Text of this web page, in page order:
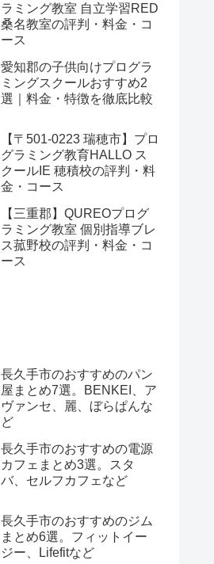
ラミング教室 自立学習RED
桑名教室の評判・料金・コ
ース
愛知郡の子供向けプログラ
ミングスクールおすすめ2
選｜料金・特徴を徹底比較
【〒501-0223 瑞穂市】プロ
グラミング教育HALLO ス
クールIE 穂積校の評判・料
金・コース
【三重郡】QUREOプログ
ラミング教室 個別指導ブレ
ス菰野校の評判・料金・コ
ース
長久手市のおすすめのパン
屋まとめ7選。BENKEI、ア
ヴァンセ、麗、ぼらぱんな
ど
長久手市のおすすめの電源
カフェまとめ3選。スタ
バ、セルフカフェなど
長久手市のおすすめのジム
まとめ6選。フィットイー
ジー、Lifefitなど